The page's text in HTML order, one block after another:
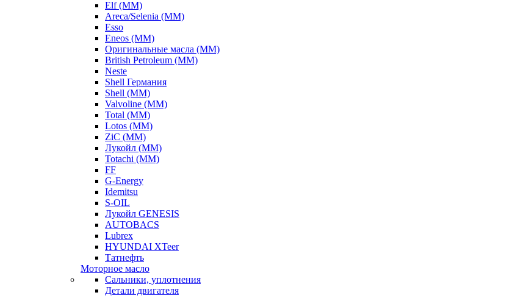
Elf (ММ)
Areca/Selenia (ММ)
Esso
Eneos (ММ)
Оригинальные масла (ММ)
British Petroleum (ММ)
Neste
Shell Германия
Shell (ММ)
Valvoline (ММ)
Total (ММ)
Lotos (ММ)
ZiC (ММ)
Лукойл (ММ)
Totachi (MM)
FF
G-Energy
Idemitsu
S-OIL
Лукойл GENESIS
AUTOBACS
Lubrex
HYUNDAI XTeer
Татнефть
Моторное масло
Сальники, уплотнения
Детали двигателя